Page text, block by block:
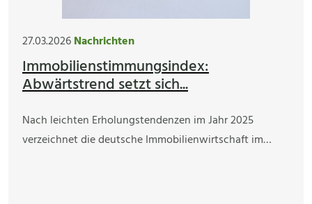
27.03.2026Nachrichten
Immobilienstimmungsindex:
Abwärtstrend setzt sich...
Nach leichten Erholungstendenzen im Jahr 2025
verzeichnet die deutsche Immobilienwirtschaft im…